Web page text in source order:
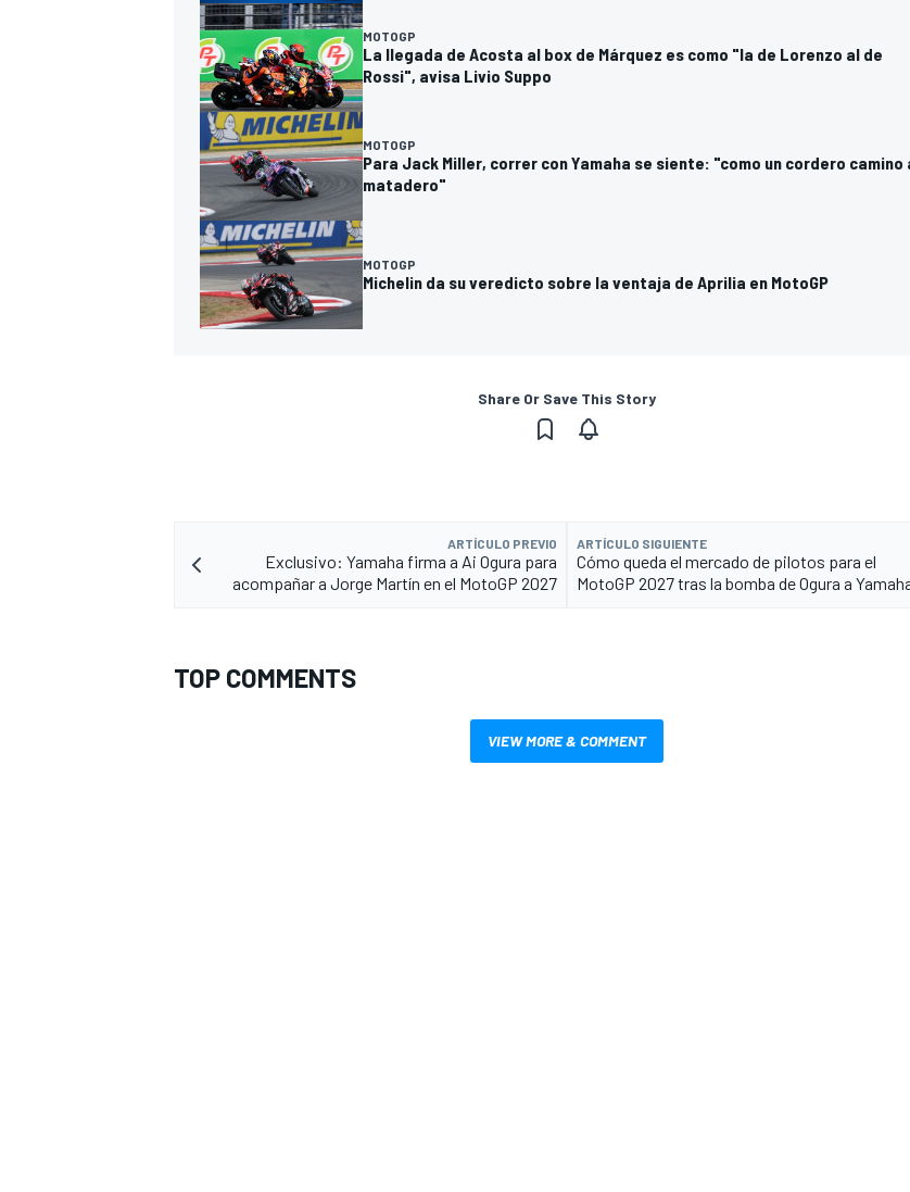
MOTOGP
La llegada de Acosta al box de Márquez es como "la de Lorenzo al de
Rossi", avisa Livio Suppo
MOTOGP
Para Jack Miller, correr con Yamaha se siente: "como un cordero camino
matadero"
MOTOGP
Michelin da su veredicto sobre la ventaja de Aprilia en MotoGP
Share Or Save This Story
ARTÍCULO PREVIO
Exclusivo: Yamaha firma a Ai Ogura para
acompañar a Jorge Martín en el MotoGP 2027
ARTÍCULO SIGUIENTE
Cómo queda el mercado de pilotos para el
MotoGP 2027 tras la bomba de Ogura a
TOP COMMENTS
VIEW MORE & COMMENT